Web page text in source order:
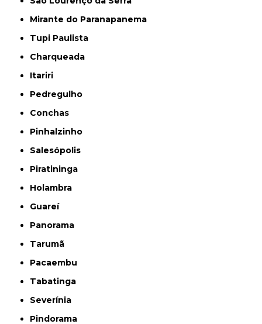
Mirante do Paranapanema
Tupi Paulista
Charqueada
Itariri
Pedregulho
Conchas
Pinhalzinho
Salesópolis
Piratininga
Holambra
Guareí
Panorama
Tarumã
Pacaembu
Tabatinga
Severínia
Pindorama